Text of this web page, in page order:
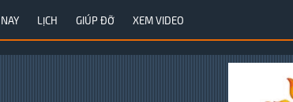
LỊCH GIÚP ĐỠ XEM VIDEO